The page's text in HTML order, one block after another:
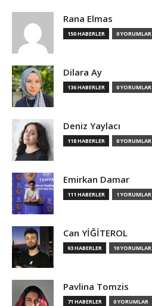
Rana Elmas
150 HABERLER 0 YORUMLAR
Dilara Ay
136 HABERLER 0 YORUMLAR
Deniz Yaylacı
118 HABERLER 0 YORUMLAR
Emirkan Damar
111 HABERLER 1 YORUMLAR
Can YİĞİTEROL
93 HABERLER 10 YORUMLAR
Pavlina Tomzis
71 HABERLER 0 YORUMLAR